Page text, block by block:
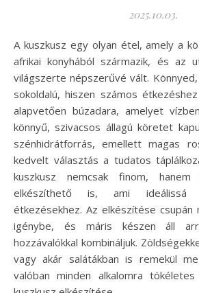
2025.10.03.
A kuszkusz egy olyan étel, amely a közel-keleti és észak-
afrikai konyhából származik, és az
világszerte népszerűvé vált.
sokoldalú, hiszen számos
alapvetően búzadara, amelyet
könnyű, szivacsos állagú köretet
szénhidrátforrás, emellett magas
kedvelt választás a tudatos
kuszkusz nemcsak finom, hanem
elkészíthető is, ami ideálissá
étkezésekhez. Az elkészítése csupán
igénybe, és máris készen áll
hozzávalókkal kombináljuk.
vagy akár salátákban is remekül
valóban minden alkalomra